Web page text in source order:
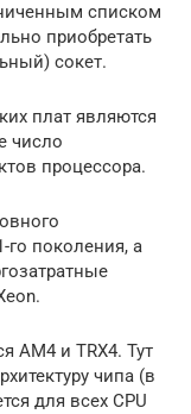
списком
приобретать
сокет.
плат являются
число
процессора.
го поколения, а
AM4 и TRX4. Тут
чипа (в
для всех CPU